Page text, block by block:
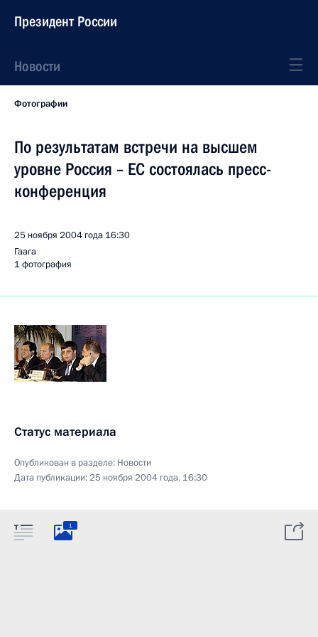
Президент России
Новости
Фотографии
По результатам встречи на высшем
уровне Россия – ЕС состоялась пресс-
конференция
25 ноября 2004 года 16:30
Гаага
1 фотография
Статус материала
Опубликован в разделе: Новости
Дата публикации:25 ноября 2004 года, 16:30
1